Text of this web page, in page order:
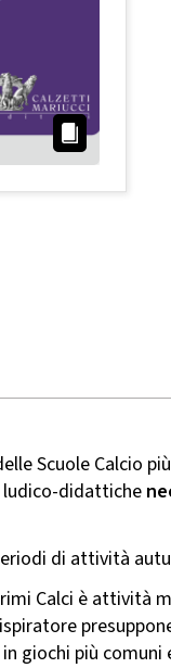
Scuole Calcio
ludico-didattiche
di attività
Calci è
giochi più